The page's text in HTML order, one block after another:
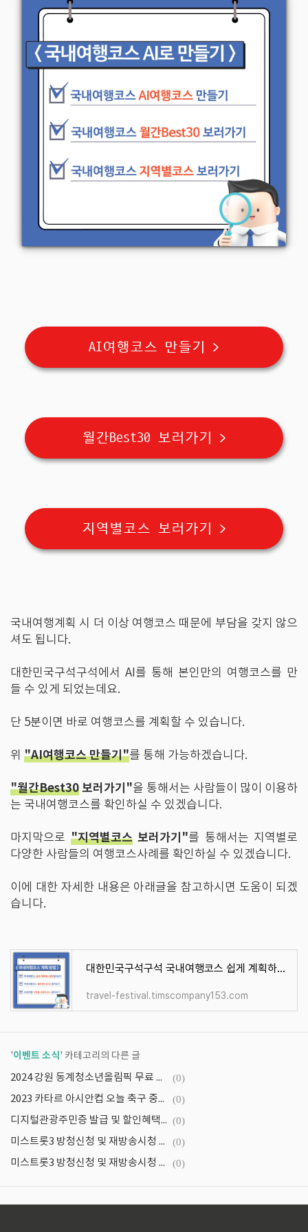
AI여행코스 만들기 >
월간Best30 보러가기 >
지역별코스 보러가기 >
국내여행계획 시 더 이상 여행코스 때문에 부담을 갖지 않으
셔도 됩니다.
대한민국구석구석에서 AI를 통해 본인만의 여행코스를 만
들 수 있게 되었는데요.
단 5분이면 바로 여행코스를 계획할 수 있습니다.
위 "AI여행코스 만들기"를 통해 가능하겠습니다.
"월간Best30보러가기"을 통해서는 사람들이 많이 이용하
는 국내여행코스를 확인하실 수 있겠습니다.
마지막으로 "지역별코스보러가기"를 통해서는 지역별로
다양한 사람들의 여행코스사례를 확인하실 수 있겠습니다.
이에 대한 자세한 내용은 아래글을 참고하시면 도움이 되겠
습니다.
대한민국구석구석 국내여행코스 쉽게 계획하는 방법 알아보기
travel-festival.timscompany153.com
'이벤트 소식' 카테고리의 다른 글
2024 강원 동계청소년올림픽 무료 경기 입장권 예매 및 올림픽 경기장 안내 (0)
2023 카타르 아시안컵 오늘 축구 중계방송 및 재방송 보러가기 (0)
디지털관광주민증 발급 및 할인혜택, AI여행코스 만들기 (0)
미스트롯3 방청신청 및 재방송시청 안내 (0)
미스트롯3 방청신청 및 재방송시청 방법 알아보기 (0)